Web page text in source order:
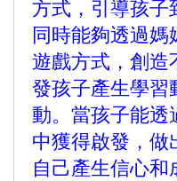
方式，引導孩子
同時能夠透過
遊戲方式，創造
發孩子產生學習
動。當孩子能透
中獲得啟發，做
自己產生信心